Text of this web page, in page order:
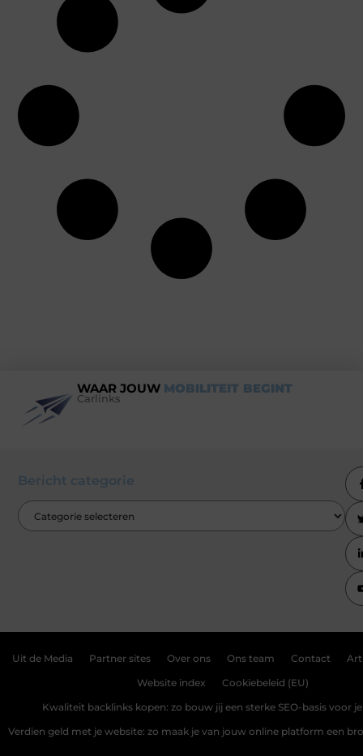
WAAR JOUW MOBILITEIT BEGINT
Carlinks
Bericht categorie
Uit de Media Partner sites Over ons Ons team Contact
Website index Cookiebeleid (EU)
Kwaliteit backlinks kopen: zo bouw jij een sterke SEO-basis voor
Verdien geld met je website: zo maak je van jouw online platform een